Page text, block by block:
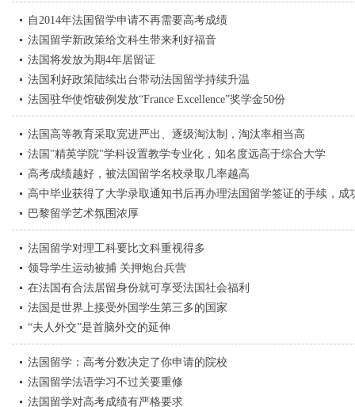
自2014年法国留学申请不再需要高考成绩
法国留学新政策给文科生带来利好福音
法国将发放为期4年居留证
法国利好政策陆续出台带动法国留学持续升温
法国驻华使馆破例发放“France Excellence”奖学金50份
法国高等教育采取宽进严出、逐级淘汰制，淘汰率相当高
法国"精英学院"学科设置教学专业化，知名度远高于综合大学
高考成绩越好，被法国留学名校录取几率越高
高中毕业获得了大学录取通知书后再办理法国留学签证的手续，成
巴黎留学艺术氛围浓厚
法国留学对理工科要比文科重视得多
领导学生运动被捕 关押炮台兵营
在法国有合法居留身份就可享受法国社会福利
法国是世界上接受外国学生第三多的国家
“夫人外交”是首脑外交的延伸
法国留学：高考分数决定了你申请的院校
法国留学法语学习不过关要重修
法国留学对高考成绩有严格要求